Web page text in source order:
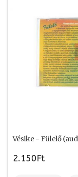
Vésike - Fülelő
2.150Ft